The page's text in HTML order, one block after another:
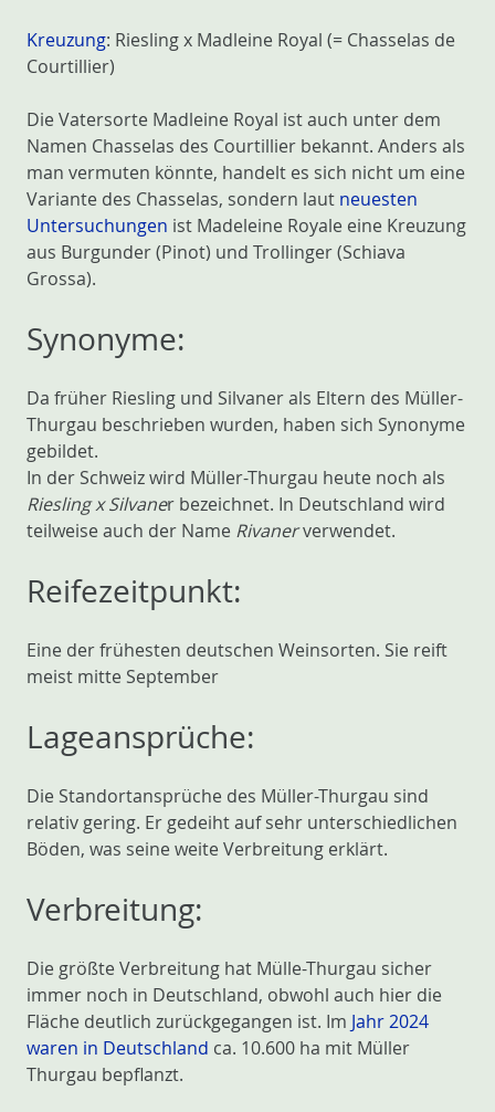
Kreuzung: Riesling x Madleine Royal (= Chasselas de
Courtillier)
Die Vatersorte Madleine Royal ist auch unter dem
Namen Chasselas des Courtillier bekannt. Anders als
man vermuten könnte, handelt es sich nicht um eine
Variante des Chasselas, sondern laut neuesten
Untersuchungen ist Madeleine Royale eine Kreuzung
aus Burgunder (Pinot) und Trollinger (Schiava
Grossa).
Synonyme:
Da früher Riesling und Silvaner als Eltern des Müller-
Thurgau beschrieben wurden, haben sich Synonyme
gebildet.
In der Schweiz wird Müller-Thurgau heute noch als
Riesling x Silvaner bezeichnet. In Deutschland wird
teilweise auch der Name Rivanerverwendet.
Reifezeitpunkt:
Eine der frühesten deutschen Weinsorten. Sie reift
meist mitte September
Lageansprüche:
Die Standortansprüche des Müller-Thurgau sind
relativ gering. Er gedeiht auf sehr unterschiedlichen
Böden, was seine weite Verbreitung erklärt.
Verbreitung:
Die größte Verbreitung hat Mülle-Thurgau sicher
immer noch in Deutschland, obwohl auch hier die
Fläche deutlich zurückgegangen ist. Im Jahr 2024
waren in Deutschland ca. 10.600 ha mit Müller
Thurgau bepflanzt.